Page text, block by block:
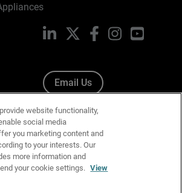
LinkedIn FacebookInstagramYouTube
Email Us
website functionality,
social media
you marketing content and
to your interests. Our
more information and
your cookie settings. View